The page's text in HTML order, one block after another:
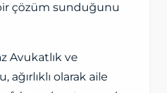
çözüm sunduğunu
Avukatlık ve
olarak aile